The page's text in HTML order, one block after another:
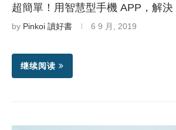
超簡單！用智慧型手機 APP，解
by Pinkoi 讀好書 6 9 月, 2019
继续阅读